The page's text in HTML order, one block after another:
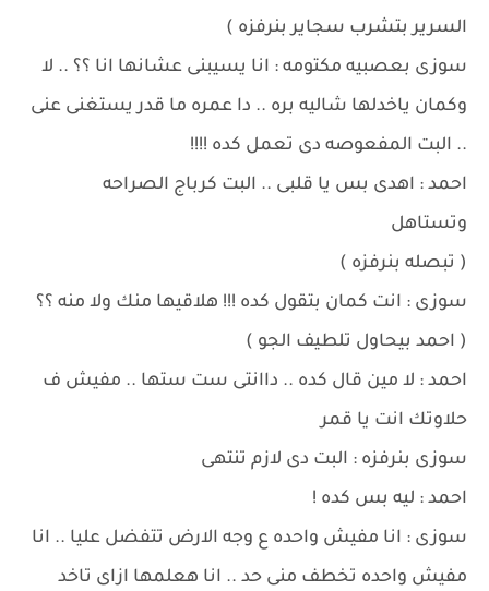
السرير بتشرب سجاير بنرفزه )
سوزى بعصبيه مكتومه : انا يسيبنى عشانها انا ؟؟ .. لا
وكمان ياخدلها شاليه بره .. دا عمره ما قدر يستغنى عنى
.. البت المفعوصه دى تعمل كده !!!!
احمد : اهدى بس يا قلبى .. البت كرباج الصراحه
وتستاهل
( تبصله بنرفزه )
سوزى : انت كمان بتقول كده !!! هلاقيها منك ولا منه ؟؟
( احمد بيحاول تلطيف الجو )
احمد : لا مين قال كده .. داانتى ست ستها .. مفيش ف
حلاوتك انت يا قمر
سوزى بنرفزه : البت دى لازم تنتهى
احمد : ليه بس كده !
سوزى : انا مفيش واحده ع وجه الارض تتفضل عليا .. انا
مفيش واحده تخطف منى حد .. انا هعلمها ازاى تاخد